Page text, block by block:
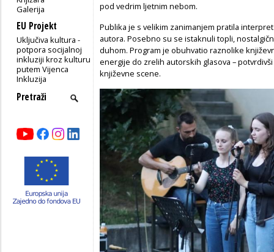
Galerija
EU Projekt
Uključiva kultura -
potpora socijalnoj
inkluziji kroz kulturu
putem Vijenca
Inkluzija
pod vedrim ljetnim nebom.
Publika je s velikim zanimanjem pratila
autora. Posebno su se istaknuli topli,
duhom. Program je obuhvatio raznolike
energije do zrelih autorskih glasova –
književne scene.